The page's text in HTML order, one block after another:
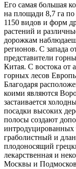
Его самая большая
на площади 8,7 га
1150 видов и форм
растений и
дорожкам
регионов. С запада
представители
Китая. С востока
горных лесов
Благодаря
коими являются
застаивается
посадки высоких
полосы создают
интродуцированных
граболистный и
плодоносящий
лекарственная и
Москвы и